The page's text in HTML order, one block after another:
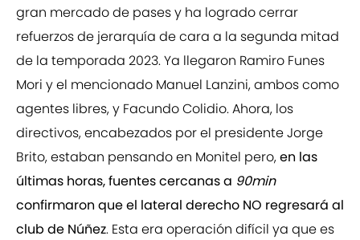
gran mercado de pases y ha logrado cerrar
refuerzos de jerarquía de cara a la segunda mitad
de la temporada 2023. Ya llegaron Ramiro Funes
Mori y el mencionado Manuel Lanzini, ambos como
agentes libres, y Facundo Colidio. Ahora, los
directivos, encabezados por el presidente Jorge
Brito, estaban pensando en Monitel pero,en las
últimas horas, fuentes cercanas a 90min
confirmaron que el lateral derecho NO regresará al
club de Núñez. Esta era operación difícil ya que es